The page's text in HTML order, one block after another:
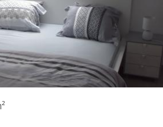
Domiciliëring:
Met voorwaarden
Inrichting
Badkamer:
Privaat
Gemeenschappelijk
Oppervlakte:
230 m
2
Private kamers:
7
rustig, gemeenschappelijk